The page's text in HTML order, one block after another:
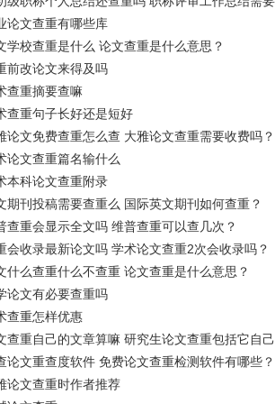
论文查重有哪些库
学校查重是什么 论文查重是什么意思？
前改论文来得及吗
查重摘要查嘛
查重句子长好还是短好
论文免费查重怎么查 大雅论文查重需要收费吗？
论文查重篇名输什么
本科论文查重附录
期刊投稿需要查重么 国际英文期刊如何查重？
查重会显示全文吗 维普查重可以查几次？
会收录最新论文吗 学术论文查重2次会收录吗？
什么查重什么不查重 论文查重是什么意思？
论文有必要查重吗
查重怎样优惠
查重自己的文章算嘛 研究生论文查重包括它自
论文重查度软件 免费论文查重检测软件有哪些？
论文查重时作者推荐